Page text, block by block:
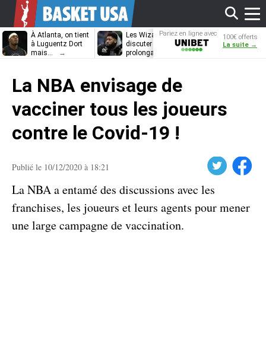
À Atlanta, on tient
à Luguentz Dort
mais…
Les Wizards vont
discuter
prolongation avec
Dennis
découvrira-t-il
Pariez en ligne avec
Unibet
100€ offerts
La suite →
La NBA envisage de
vacciner tous les joueurs
contre le Covid-19 !
Publié le 10/12/2020 à 18:21 Facebook
La NBA a entamé des discussions avec les
franchises, les joueurs et leurs agents pour mener
une large campagne de vaccination.